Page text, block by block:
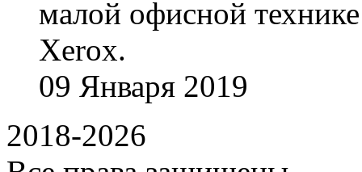
малой офисной
Xerox.
09 Января 2019
2018-2026